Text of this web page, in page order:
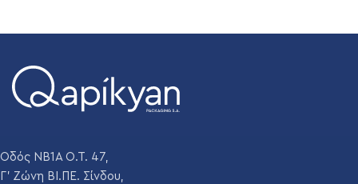
ΒΆΡΟΣ
ΎΨΟΣ
Οδός ΝΒ1Α Ο.Τ. 47,
Γ' Ζώνη ΒΙ.ΠΕ. Σίνδου,